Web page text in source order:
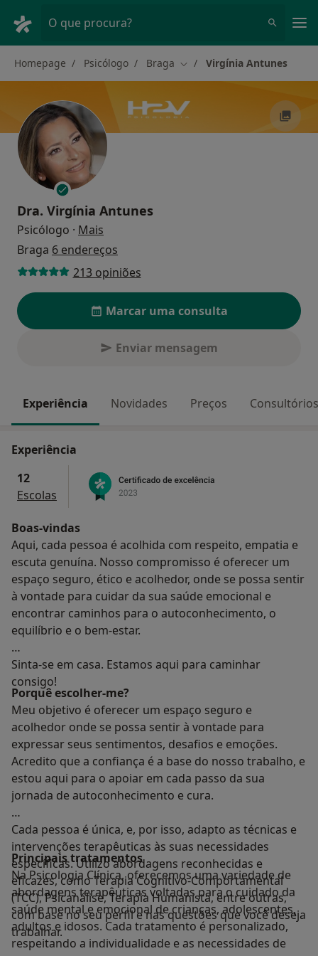
O que procura?
Homepage Psicólogo Braga Mudar de cidade
Virgínia Antunes
Dra. Virgínia Antunes
Psicólogo · Mais
Braga 6 endereços
213 opiniões
Marcar uma consulta
Enviar mensagem
Experiência Novidades Preços Consultórios
Experiência
12
Escolas
Boas-vindas
Aqui, cada pessoa é acolhida com respeito, empatia e
escuta genuína. Nosso compromisso é oferecer um
espaço seguro, ético e acolhedor, onde se possa sentir
à vontade para cuidar da sua saúde emocional e
encontrar caminhos para o autoconhecimento, o
equilíbrio e o bem-estar.
Sinta-se em casa. Estamos aqui para caminhar
consigo!
Porquê escolher-me?
Meu objetivo é oferecer um espaço seguro e
acolhedor onde se possa sentir à vontade para
expressar seus sentimentos, desafios e emoções.
Acredito que a confiança é a base do nosso trabalho, e
estou aqui para o apoiar em cada passo da sua
jornada de autoconhecimento e cura.
Cada pessoa é única, e, por isso, adapto as técnicas e
intervenções terapêuticas às suas necessidades
específicas. Utilizo abordagens reconhecidas e
eficazes, como Terapia Cognitivo-Comportamental
(TCC), Psicanálise, Terapia Humanista, entre outras,
com base no seu perfil e nas questões que você deseja
trabalhar.
Principais tratamentos
Na Psicologia Clínica, oferecemos uma variedade de
abordagens terapêuticas voltadas para o cuidado da
saúde mental e emocional de crianças, adolescentes,
adultos e idosos. Cada tratamento é personalizado,
respeitando a individualidade e as necessidades de